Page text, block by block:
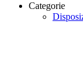
Categorie